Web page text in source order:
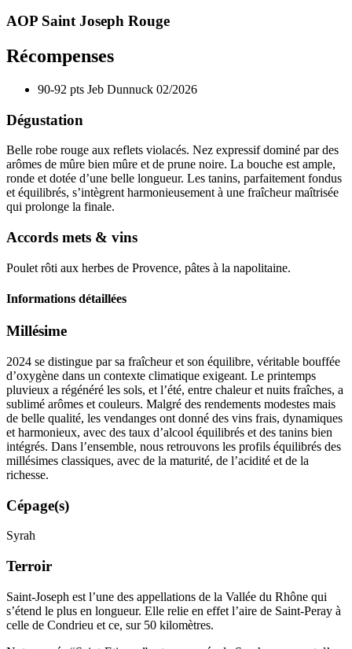
AOP Saint Joseph Rouge
Récompenses
90-92 pts Jeb Dunnuck 02/2026
Dégustation
Belle robe rouge aux reflets violacés. Nez expressif dominé par des
arômes de mûre bien mûre et de prune noire. La bouche est ample,
ronde et dotée d’une belle longueur. Les tanins, parfaitement fondus
et équilibrés, s’intègrent harmonieusement à une fraîcheur maîtrisée
qui prolonge la finale.
Accords mets & vins
Poulet rôti aux herbes de Provence, pâtes à la napolitaine.
Informations détaillées
Millésime
2024 se distingue par sa fraîcheur et son équilibre, véritable bouffée
d’oxygène dans un contexte climatique exigeant. Le printemps
pluvieux a régénéré les sols, et l’été, entre chaleur et nuits fraîches, a
sublimé arômes et couleurs. Malgré des rendements modestes mais
de belle qualité, les vendanges ont donné des vins frais, dynamiques
et harmonieux, avec des taux d’alcool équilibrés et des tanins bien
intégrés. Dans l’ensemble, nous retrouvons les profils équilibrés des
millésimes classiques, avec de la maturité, de l’acidité et de la
richesse.
Cépage(s)
Syrah
Terroir
Saint-Joseph est l’une des appellations de la Vallée du Rhône qui
s’étend le plus en longueur. Elle relie en effet l’aire de Saint-Peray à
celle de Condrieu et ce, sur 50 kilomètres.